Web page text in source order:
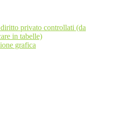
privato controllati (da
in tabelle)
grafica